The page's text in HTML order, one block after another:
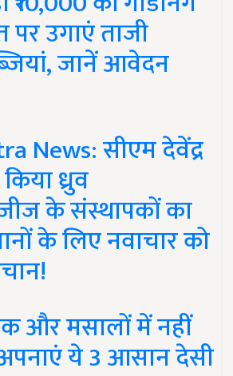
उगाएं ताजी
जानें आवेदन
News: सीएम देवेंद्र
ध्रुव
के संस्थापकों का
के लिए नवाचार को
और मसालों में नहीं
ये 3 आसान देसी